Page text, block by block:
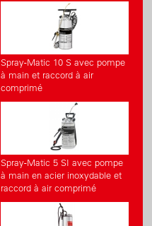
Spray-Matic 10 S avec pompe
à main et raccord à air
comprimé
Spray-Matic 5 SI avec pompe
à main en acier inoxydable et
raccord à air comprimé